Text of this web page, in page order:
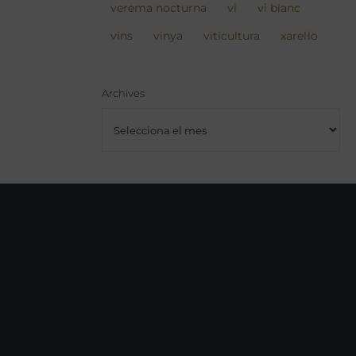
verema nocturna vi vi blanc
vins vinya viticultura xarel·lo
Archives